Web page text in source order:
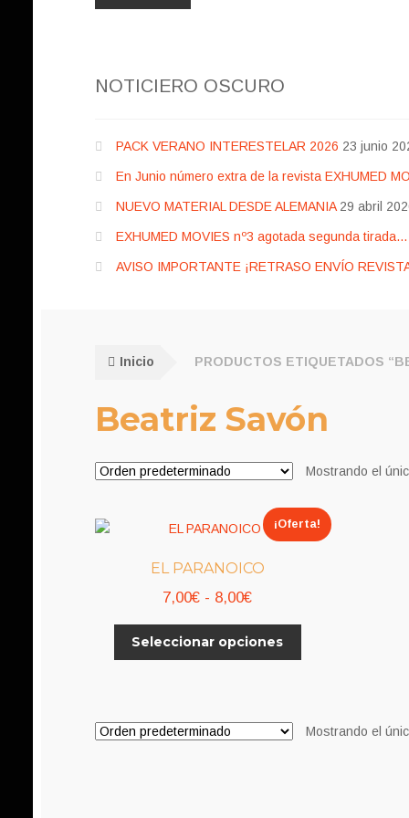
NOTICIERO OSCURO
PACK VERANO INTERESTELAR 2026 23 junio
En Junio número extra de la revista EXHUMED
NUEVO MATERIAL DESDE ALEMANIA 29 abril
EXHUMED MOVIES nº3 agotada segunda
AVISO IMPORTANTE ¡RETRASO ENVÍO
Inicio PRODUCTOS ETIQUETADOS
Beatriz Savón
Mostrando el
EL PARANOICO
¡Oferta!
7,00€ - 8,00€Rango
de
precios:
hasta
8,00€
Seleccionar opciones
Las
Mostrando el